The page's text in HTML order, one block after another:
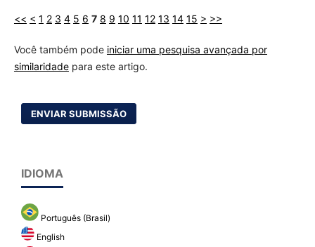
<< < 1 2 3 4 5 6 7 8 9 10 11 12 13 14 15 > >>
Você também pode iniciar uma pesquisa avançada por
similaridadepara este artigo.
ENVIAR SUBMISSÃO
IDIOMA
Português (Brasil)
English